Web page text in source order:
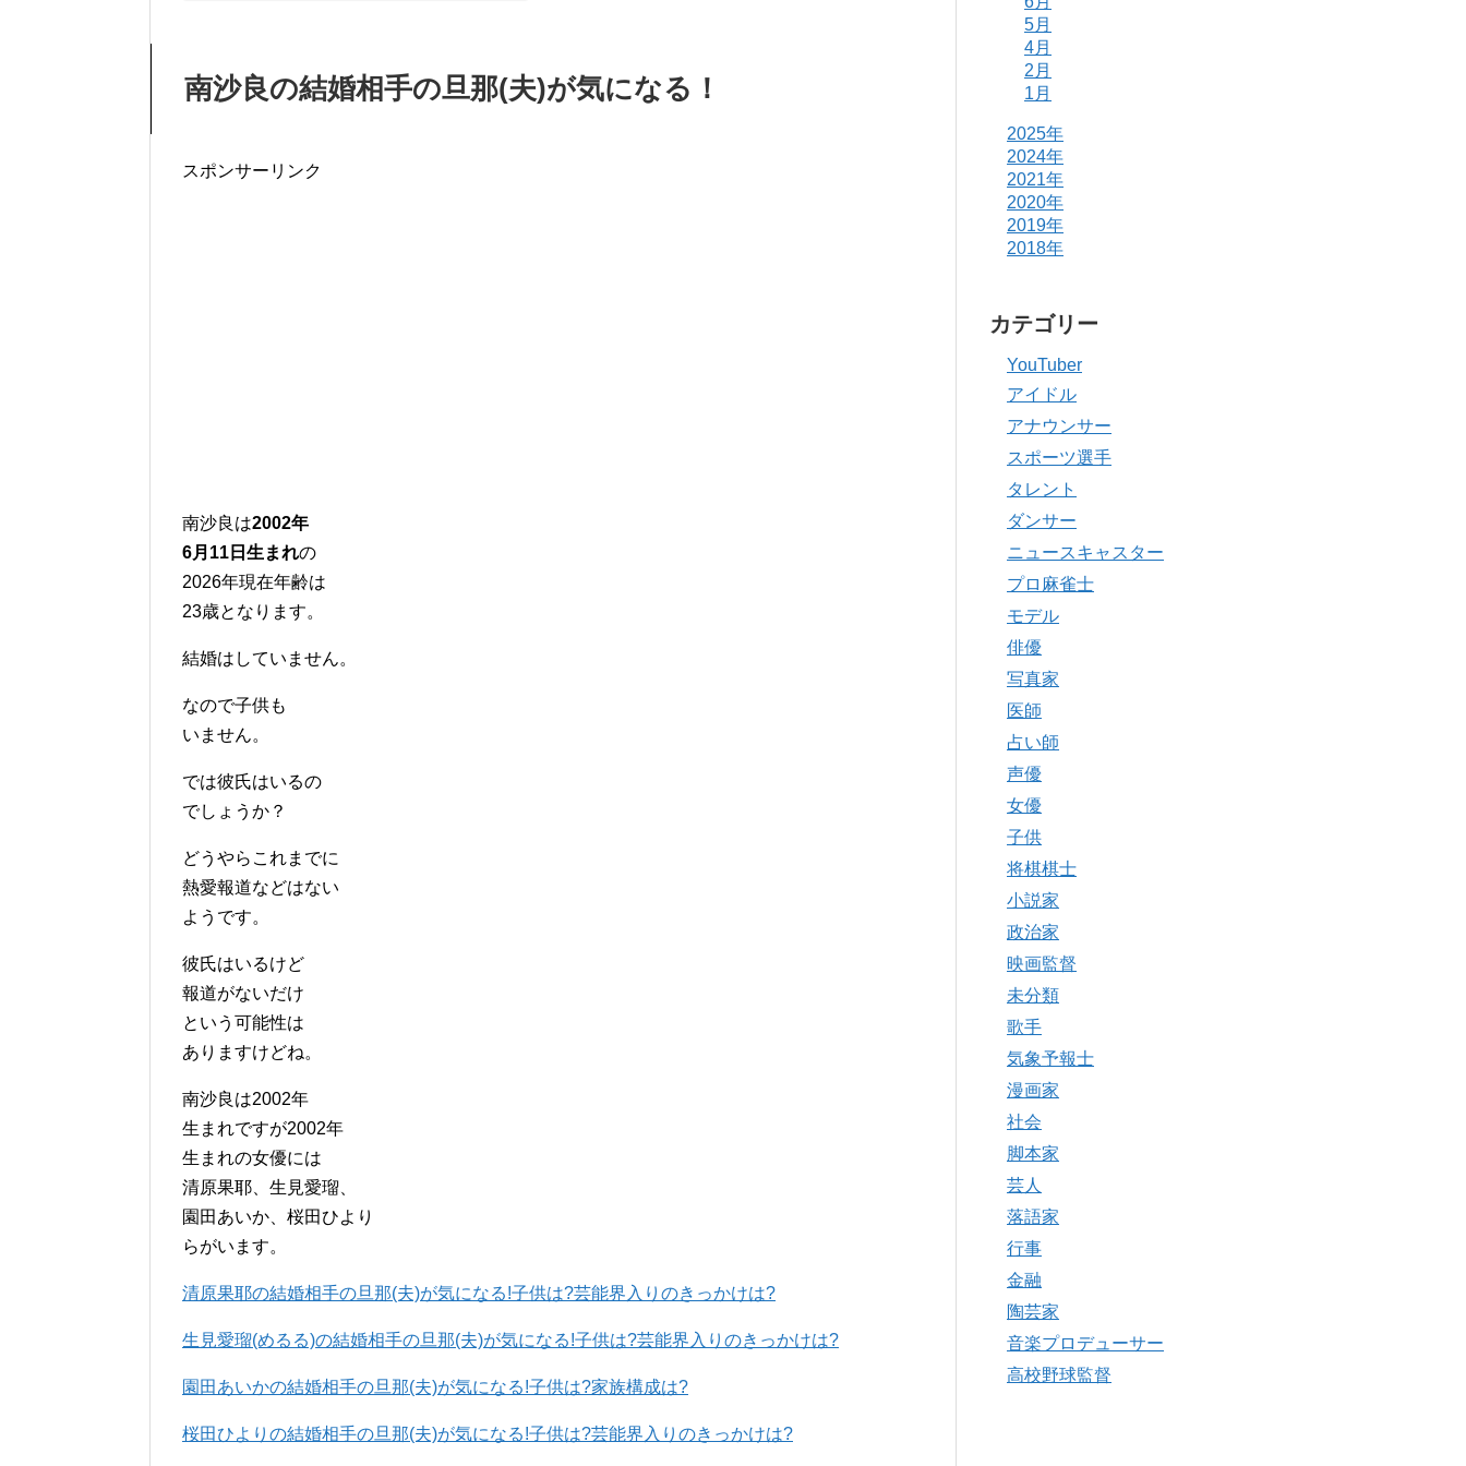
南沙良の結婚相手の旦那(夫)が気になる！
スポンサーリンク
南沙良は2002年
6月11日生まれの
2026年現在年齢は
23歳となります。
結婚はしていません。
なので子供も
いません。
では彼氏はいるの
でしょうか？
どうやらこれまでに
熱愛報道などはない
ようです。
彼氏はいるけど
報道がないだけ
という可能性は
ありますけどね。
南沙良は2002年
生まれですが2002年
生まれの女優には
清原果耶、生見愛瑠、
園田あいか、桜田ひより
らがいます。
清原果耶の結婚相手の旦那(夫)が気になる!子供は?芸能界入りのきっかけは?
生見愛瑠(めるる)の結婚相手の旦那(夫)が気になる!子供は?芸能界入りのきっかけは?
園田あいかの結婚相手の旦那(夫)が気になる!子供は?家族構成は?
桜田ひよりの結婚相手の旦那(夫)が気になる!子供は?芸能界入りのきっかけは?
5月
4月
2月
1月
2025年
2024年
2021年
2020年
2019年
2018年
カテゴリー
YouTuber
アイドル
アナウンサー
スポーツ選手
タレント
ダンサー
ニュースキャスター
プロ麻雀士
モデル
俳優
写真家
医師
占い師
声優
女優
子供
将棋棋士
小説家
政治家
映画監督
未分類
歌手
気象予報士
漫画家
社会
脚本家
芸人
落語家
行事
金融
陶芸家
音楽プロデューサー
高校野球監督